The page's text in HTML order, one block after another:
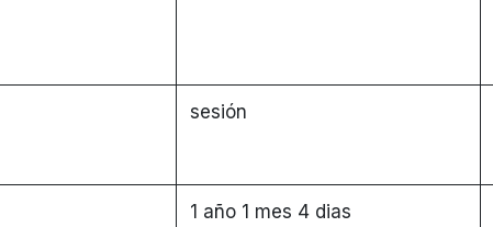
sesión
1 año 1 mes 4 dias